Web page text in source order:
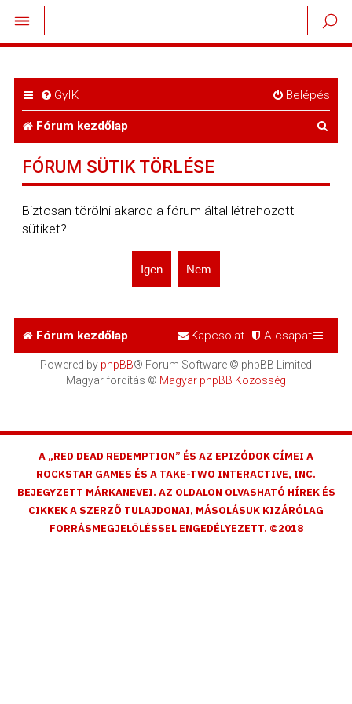
GyIK Belépés
Fórum kezdőlap
FÓRUM SÜTIK TÖRLÉSE
Biztosan törölni akarod a fórum által létrehozott
sütiket?
Fórum kezdőlap A csapat
Kapcsolat
Powered by phpBB® Forum Software © phpBB Limited
Magyar fordítás © Magyar phpBB Közösség
A „RED DEAD REDEMPTION” ÉS AZ EPIZÓDOK CÍMEI A
ROCKSTAR GAMES ÉS A TAKE-TWO INTERACTIVE, INC.
BEJEGYZETT MÁRKANEVEI. AZ OLDALON OLVASHATÓ HÍREK ÉS
CIKKEK A SZERZŐ TULAJDONAI, MÁSOLÁSUK KIZÁRÓLAG
FORRÁSMEGJELÖLÉSSEL ENGEDÉLYEZETT. ©2018